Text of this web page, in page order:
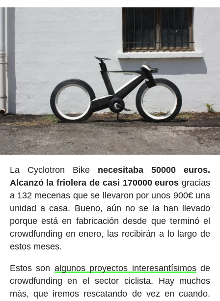
La Cyclotron Bike necesitaba 50000 euros.
Alcanzó la friolera de casi 170000 euros gracias
a 132 mecenas que se llevaron por unos 900€ una
unidad a casa. Bueno, aún no se la han llevado
porque está en fabricación desde que terminó el
crowdfunding en enero, las recibirán a lo largo de
estos meses.
Estos son algunos proyectos interesantísimosde
crowdfunding en el sector ciclista. Hay muchos
más, que iremos rescatando de vez en cuando.